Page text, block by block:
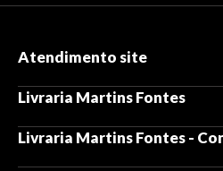
Atendimento site
Livraria Martins Fontes
Livraria Martins Fontes -